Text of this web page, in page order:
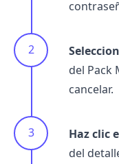
del Pack
cancelar.
Haz clic
del